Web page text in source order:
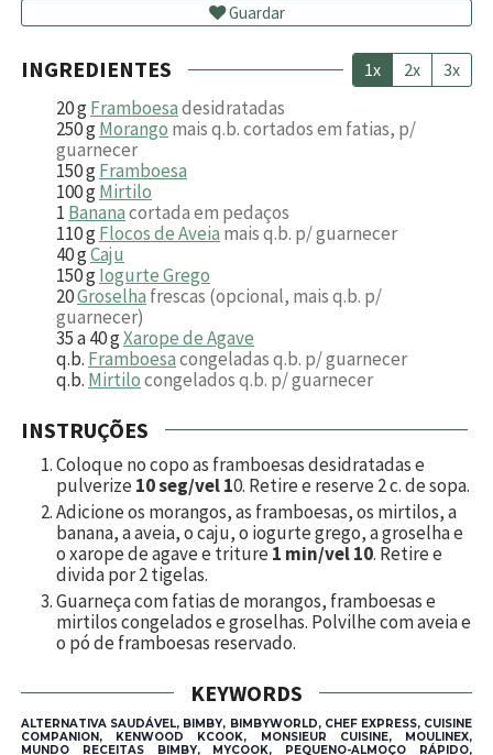
Guardar
INGREDIENTES 1x 2x 3x
20gFramboesadesidratadas
250gMorango mais q.b. cortados em fatias, p/
guarnecer
150gFramboesa
100gMirtilo
1 Bananacortada em pedaços
110gFlocos de Aveia mais q.b. p/ guarnecer
40gCaju
150gIogurte Grego
20Groselha frescas (opcional, mais q.b. p/
guarnecer)
35 a 40gXarope de Agave
q.b. Framboesacongeladas q.b. p/ guarnecer
q.b. Mirtilocongelados q.b. p/ guarnecer
INSTRUÇÕES
Coloque no copo as framboesas desidratadas e
pulverize10 seg/vel 10. Retire e reserve2c. de sopa.
Adicione os morangos, as framboesas, os mirtilos, a
banana, a aveia, o caju, o iogurte grego, a groselha e
o xarope de agave e triture1 min/vel 10. Retire e
divida por2tigelas.
Guarneça com fatias de morangos, framboesas e
mirtilos congelados e groselhas. Polvilhe com aveia e
o pó de framboesas reservado.
KEYWORDS
ALTERNATIVA SAUDÁVEL, BIMBY, BIMBYWORLD, CHEF EXPRESS, CUISINE
COMPANION, KENWOOD KCOOK, MONSIEUR CUISINE, MOULINEX,
MUNDO RECEITAS BIMBY, MYCOOK, PEQUENO-ALMOÇO RÁPIDO,